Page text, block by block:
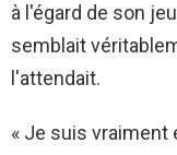
à l'égard de son
semblait
l'attendait.
« Je suis